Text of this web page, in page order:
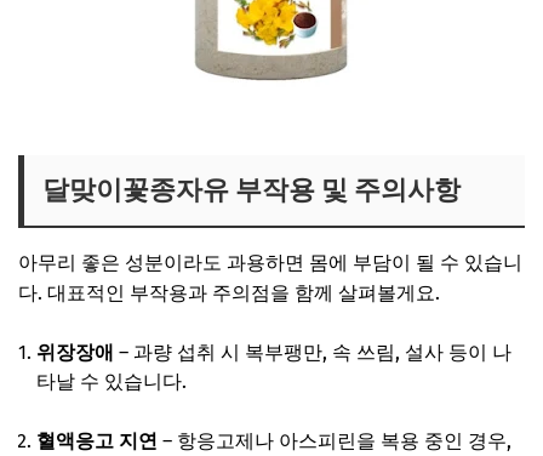
달맞이꽃종자유 부작용 및 주의사항
아무리 좋은 성분이라도 과용하면 몸에 부담이 될 수 있습니
다. 대표적인 부작용과 주의점을 함께 살펴볼게요.
위장장애 – 과량 섭취 시 복부팽만, 속 쓰림, 설사 등이 나
타날 수 있습니다.
혈액응고 지연 – 항응고제나 아스피린을 복용 중인 경우,